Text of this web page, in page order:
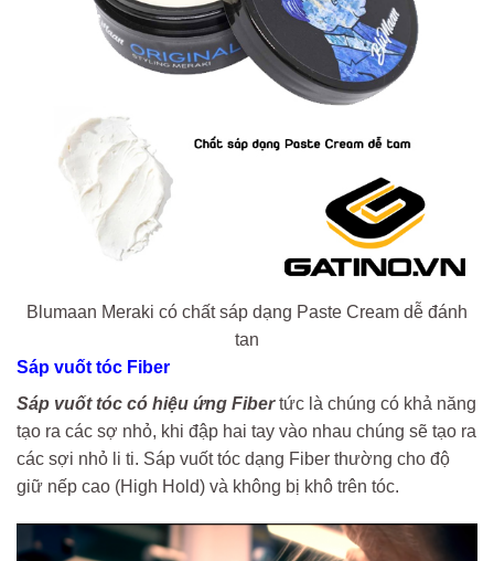
Blumaan Meraki có chất sáp dạng Paste Cream dễ đánh
tan
Sáp vuốt tóc Fiber
Sáp vuốt tóc có hiệu ứng Fibertức là chúng có khả năng
tạo ra các sợ nhỏ, khi đập hai tay vào nhau chúng sẽ tạo ra
các sợi nhỏ li ti. Sáp vuốt tóc dạng Fiber thường cho độ
giữ nếp cao (High Hold) và không bị khô trên tóc.